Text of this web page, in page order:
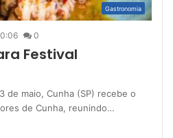
Gastronomia
0
Festival
de maio, Cunha (SP) recebe o
de Cunha, reunindo…